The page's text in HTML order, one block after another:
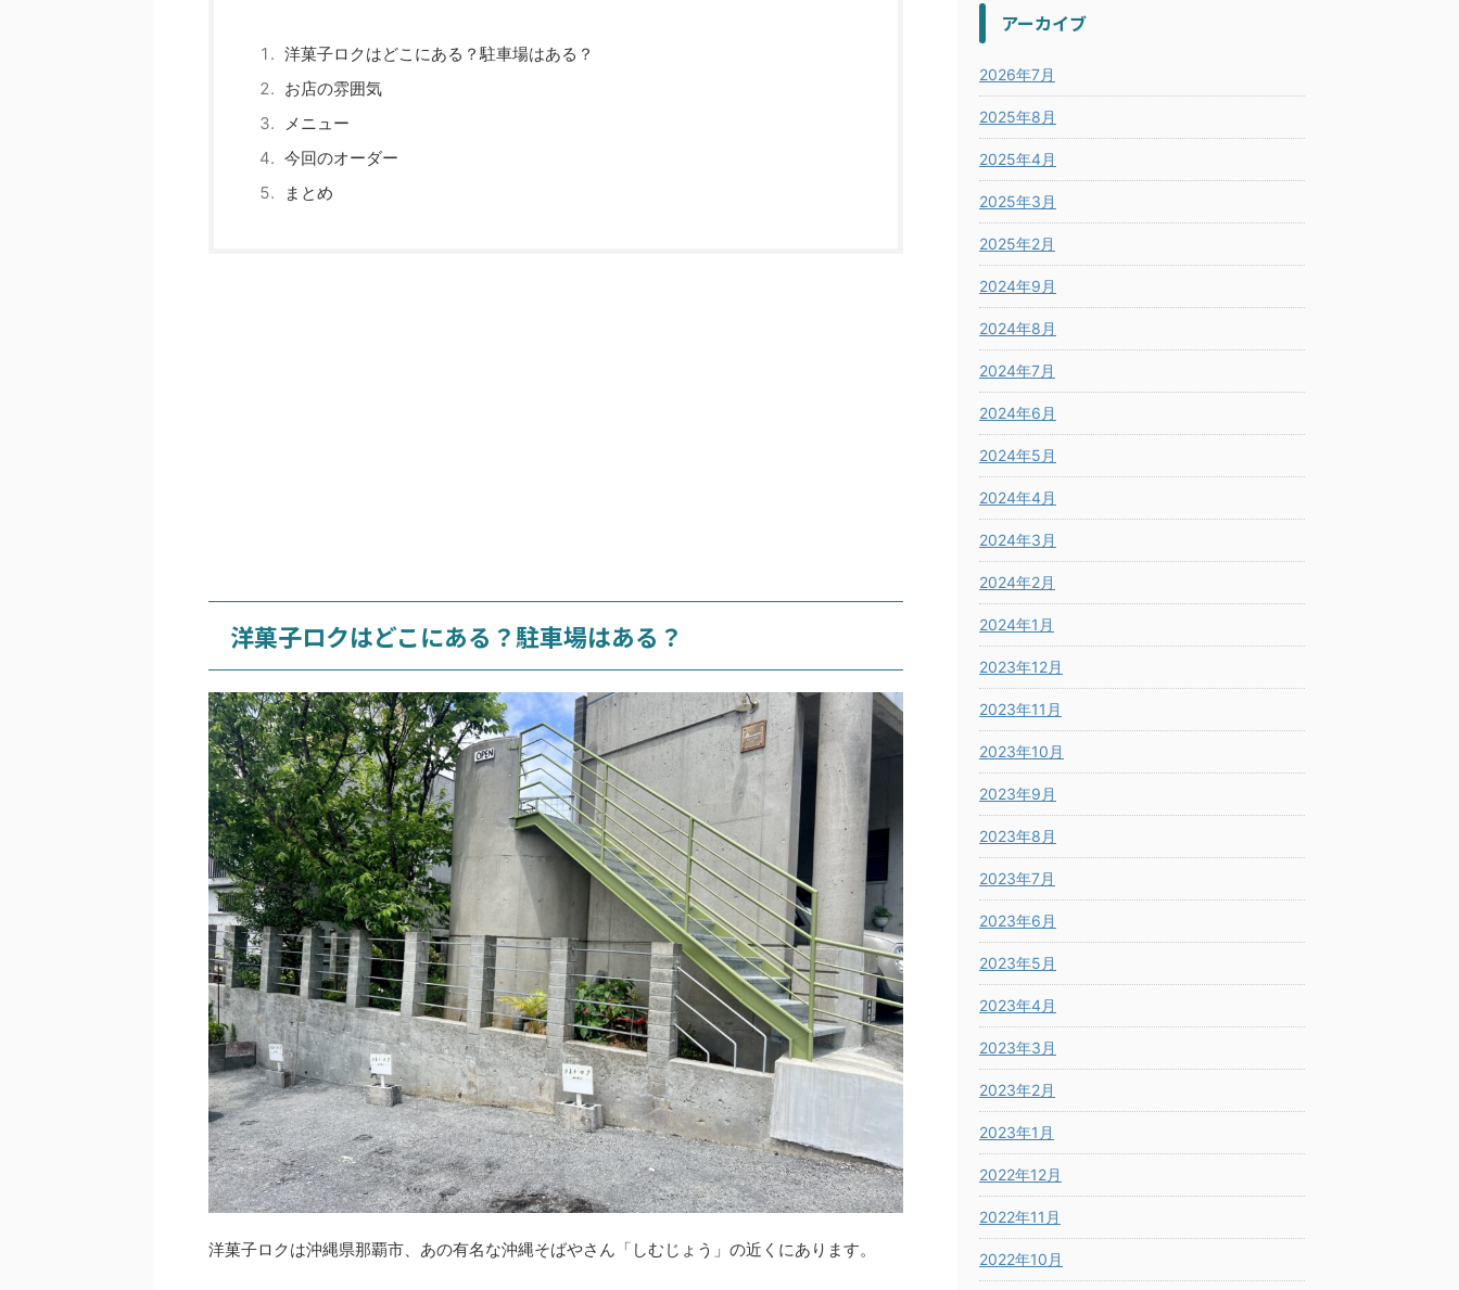
洋菓子ロクはどこにある？駐車場はある？
お店の雰囲気
メニュー
今回のオーダー
まとめ
洋菓子ロクはどこにある？駐車場はある？
洋菓子ロクは沖縄県那覇市、あの有名な沖縄そばやさん「しむじょう」の近くにあります。
アーカイブ
2026年7月
2025年8月
2025年4月
2025年3月
2025年2月
2024年9月
2024年8月
2024年7月
2024年6月
2024年5月
2024年4月
2024年3月
2024年2月
2024年1月
2023年12月
2023年11月
2023年10月
2023年9月
2023年8月
2023年7月
2023年6月
2023年5月
2023年4月
2023年3月
2023年2月
2023年1月
2022年12月
2022年11月
2022年10月